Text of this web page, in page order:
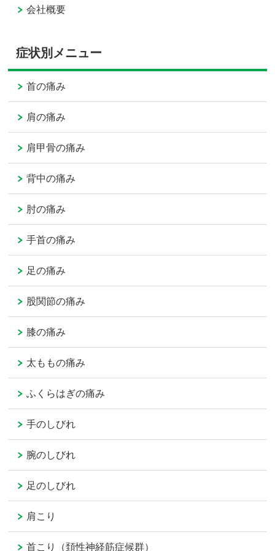
会社概要
症状別メニュー
首の痛み
肩の痛み
肩甲骨の痛み
背中の痛み
肘の痛み
手首の痛み
足の痛み
股関節の痛み
膝の痛み
太ももの痛み
ふくらはぎの痛み
手のしびれ
腕のしびれ
足のしびれ
肩こり
首こり（頚性神経筋症候群）